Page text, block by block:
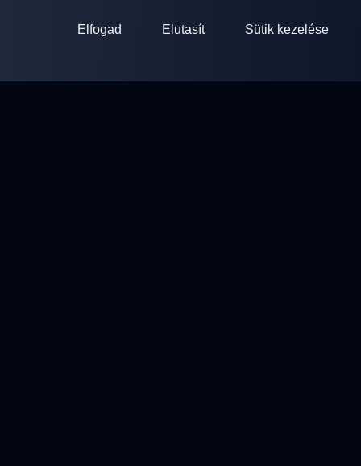
Elfogad Elutasít Sütik kezelése